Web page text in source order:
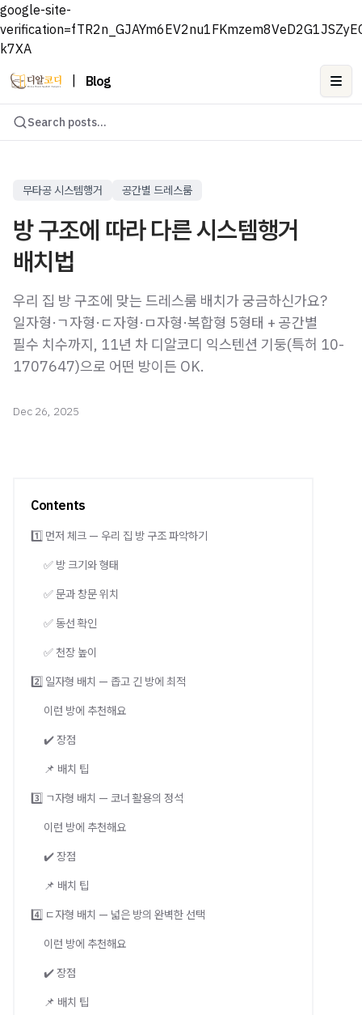
google-site-
k7XA
Blog
Search posts...
무타공 시스템행거 공간별 드레스룸
방 구조에 따라 다른 시스템행거
배치법
우리 집 방 구조에 맞는 드레스룸 배치가 궁금하신가요?
일자형·ㄱ자형·ㄷ자형·ㅁ자형·복합형 5형태 + 공간별
필수 치수까지, 11년 차 디알코디 익스텐션 기둥(특허 10-
1707647)으로 어떤 방이든 OK.
Dec 26, 2025
Contents
1️⃣ 먼저 체크 — 우리 집 방 구조 파악하기
✅ 방 크기와 형태
✅ 문과 창문 위치
✅ 동선 확인
✅ 천장 높이
2️⃣ 일자형 배치 — 좁고 긴 방에 최적
이런 방에 추천해요
✔️ 장점
📌 배치 팁
3️⃣ ㄱ자형 배치 — 코너 활용의 정석
이런 방에 추천해요
✔️ 장점
📌 배치 팁
4️⃣ ㄷ자형 배치 — 넓은 방의 완벽한 선택
이런 방에 추천해요
✔️ 장점
📌 배치 팁